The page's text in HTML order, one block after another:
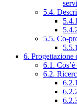
5.4.
5.5. Co-
6. Progettazione
6.1.
6.2.